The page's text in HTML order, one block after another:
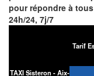
pour répondre à
24h/24, 7j/7
Tarif
TAXISisteron -Aix-